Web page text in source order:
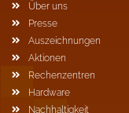
Über uns
Presse
Auszeichnungen
Aktionen
Rechenzentren
Hardware
Nachhaltigkeit